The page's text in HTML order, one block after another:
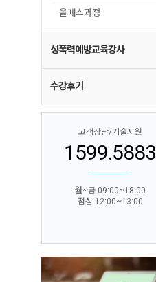
올패스과정
성폭력예방교육강사
수강후기
고객상담/기술지원
1599.5883
월~금 09:00~18:00
점심 12:00~13:00